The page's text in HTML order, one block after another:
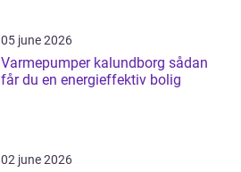
05 june 2026
Varmepumper kalundborg sådan
får du en energieffektiv bolig
02 june 2026